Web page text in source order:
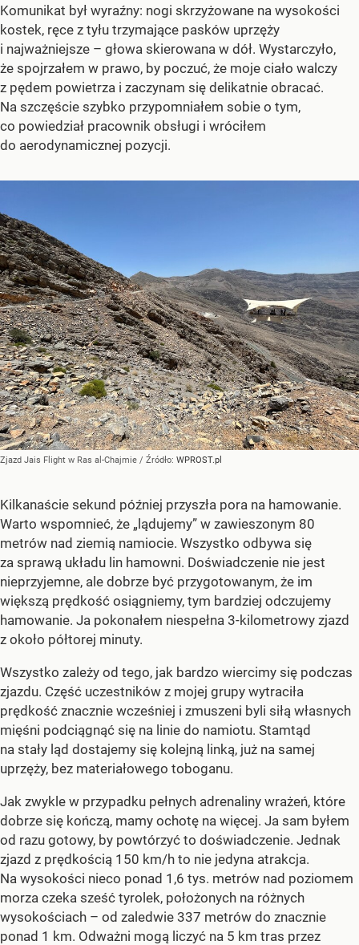
Komunikat był wyraźny: nogi skrzyżowane na wysokości
kostek, ręce z tyłu trzymające pasków uprzęży
i najważniejsze – głowa skierowana w dół. Wystarczyło,
że spojrzałem w prawo, by poczuć, że moje ciało walczy
z pędem powietrza i zaczynam się delikatnie obracać.
Na szczęście szybko przypomniałem sobie o tym,
co powiedział pracownik obsługi i wróciłem
do aerodynamicznej pozycji.
Zjazd Jais Flight w Ras al-Chajmie / Źródło: WPROST.pl
Kilkanaście sekund później przyszła pora na hamowanie.
Warto wspomnieć, że „lądujemy” w zawieszonym 80
metrów nad ziemią namiocie. Wszystko odbywa się
za sprawą układu lin hamowni. Doświadczenie nie jest
nieprzyjemne, ale dobrze być przygotowanym, że im
większą prędkość osiągniemy, tym bardziej odczujemy
hamowanie. Ja pokonałem niespełna 3-kilometrowy zjazd
z około półtorej minuty.
Wszystko zależy od tego, jak bardzo wiercimy się podczas
zjazdu. Część uczestników z mojej grupy wytraciła
prędkość znacznie wcześniej i zmuszeni byli siłą własnych
mięśni podciągnąć się na linie do namiotu. Stamtąd
na stały ląd dostajemy się kolejną linką, już na samej
uprzęży, bez materiałowego toboganu.
Jak zwykle w przypadku pełnych adrenaliny wrażeń, które
dobrze się kończą, mamy ochotę na więcej. Ja sam byłem
od razu gotowy, by powtórzyć to doświadczenie. Jednak
zjazd z prędkością 150 km/h to nie jedyna atrakcja.
Na wysokości nieco ponad 1,6 tys. metrów nad poziomem
morza czeka sześć tyrolek, położonych na różnych
wysokościach – od zaledwie 337 metrów do znacznie
ponad 1 km. Odważni mogą liczyć na 5 km tras przez